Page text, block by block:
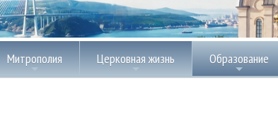
Митрополия Церковная жизнь Образование